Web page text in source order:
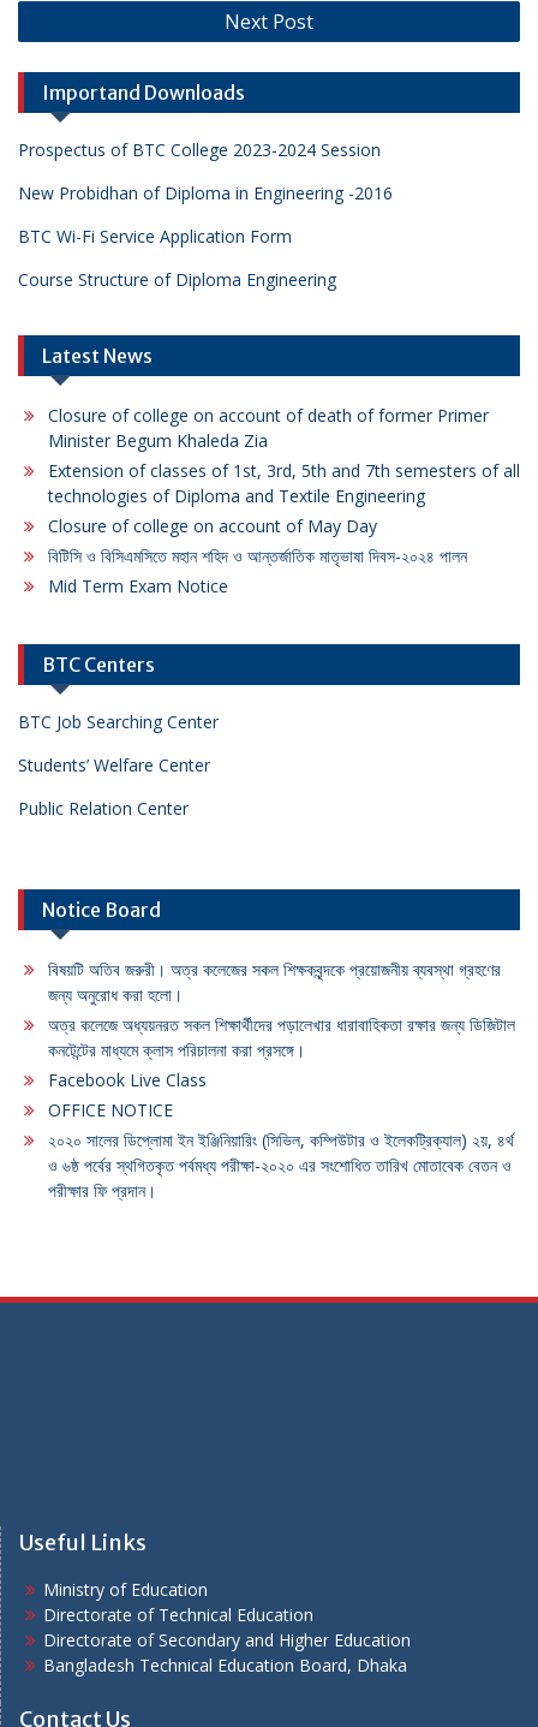
Next Post
Importand Downloads
Prospectus of BTC College 2023-2024 Session
New Probidhan of Diploma in Engineering -2016
BTC Wi-Fi Service Application Form
Course Structure of Diploma Engineering
Latest News
Closure of college on account of death of former Primer
Minister Begum Khaleda Zia
Extension of classes of 1st, 3rd, 5th and 7th semesters of all
technologies of Diploma and Textile Engineering
Closure of college on account of May Day
বিটিসি ও বিসিএমসিতে মহান শহিদ ও আন্তর্জাতিক মাতৃভাষা দিবস-২০২৪ পালন
Mid Term Exam Notice
BTC Centers
BTC Job Searching Center
Students’ Welfare Center
Public Relation Center
Notice Board
বিষয়টি অতিব জরুরী। অত্র কলেজের সকল শিক্ষকবৃন্দকে প্রয়োজনীয় ব্যবস্থা গ্রহণের
জন্য অনুরোধ করা হলো।
অত্র কলেজে অধ্যয়নরত সকল শিক্ষার্থীদের পড়ালেখার ধারাবাহিকতা রক্ষার জন্য ডিজিটাল
কনটেন্টের মাধ্যমে ক্লাস পরিচালনা করা প্রসঙ্গে।
Facebook Live Class
OFFICE NOTICE
২০২০ সালের ডিপ্লোমা ইন ইঞ্জিনিয়ারিং (সিভিল, কম্পিউটার ও ইলেকট্রিক্যাল) ২য়, ৪র্থ
ও ৬ষ্ঠ পর্বের স্থগিতকৃত পর্বমধ্য পরীক্ষা-২০২০ এর সংশোধিত তারিখ মোতাবেক বেতন ও
পরীক্ষার ফি প্রদান।
Useful Links
Ministry of Education
Directorate of Technical Education
Directorate of Secondary and Higher Education
Bangladesh Technical Education Board, Dhaka
Contact Us